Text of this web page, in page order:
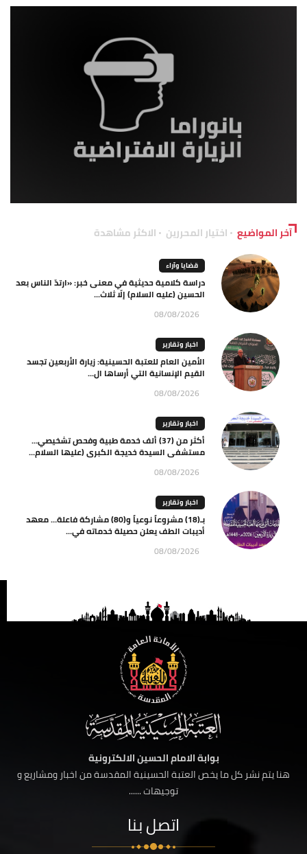
آخر المواضيع اختيار المحررين الاكثر مشاهدة
قضايا وآراء
دراسة كلامية حديثية في معنى خبر: «ارتدّ الناس بعد
الحسين (عليه السلام) إلّا ثلاث...
08/08/2026
اخبار وتقارير
الأمين العام للعتبة الحسينية: زيارة الأربعين تجسد
القيم الإنسانية التي أرساها ال...
08/08/2026
اخبار وتقارير
أكثر من (37) ألف خدمة طبية وفحص تشخيصي…
مستشفى السيدة خديجة الكبرى (عليها السلام...
08/08/2026
اخبار وتقارير
بـ(18) مشروعاً نوعياً و(80) مشاركة فاعلة… معهد
أديبات الطف يعلن حصيلة خدماته في...
08/08/2026
بوابة الامام الحسين الالكترونية
هنا يتم نشر كل ما يخص العتبة الحسينية المقدسة من اخبار ومشاريع و
توجيهات ......
اتصل بنا